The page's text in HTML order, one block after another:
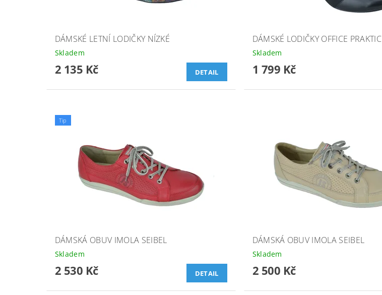
DÁMSKÉ LETNÍ LODIČKY NÍZKÉ
Skladem
2 135 Kč DETAIL
DÁMSKÉ LODIČKY OFFICE PRAKTIC
Skladem
1 799 Kč
Tip
DÁMSKÁ OBUV IMOLA SEIBEL
Skladem
2 530 Kč DETAIL
DÁMSKÁ OBUV IMOLA SEIBEL
Skladem
2 500 Kč